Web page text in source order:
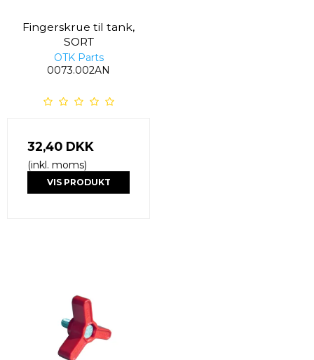
Fingerskrue til tank,
SORT
OTK Parts
0073.002AN
32,40 DKK
(inkl. moms)
VIS PRODUKT